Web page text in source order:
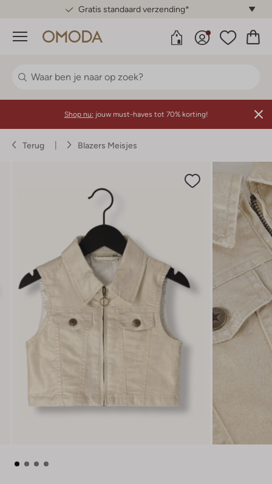
Gratis standaard verzending*
Menu
Shop nu: jouw must-haves tot 70% korting!
Terug Blazers Meisjes